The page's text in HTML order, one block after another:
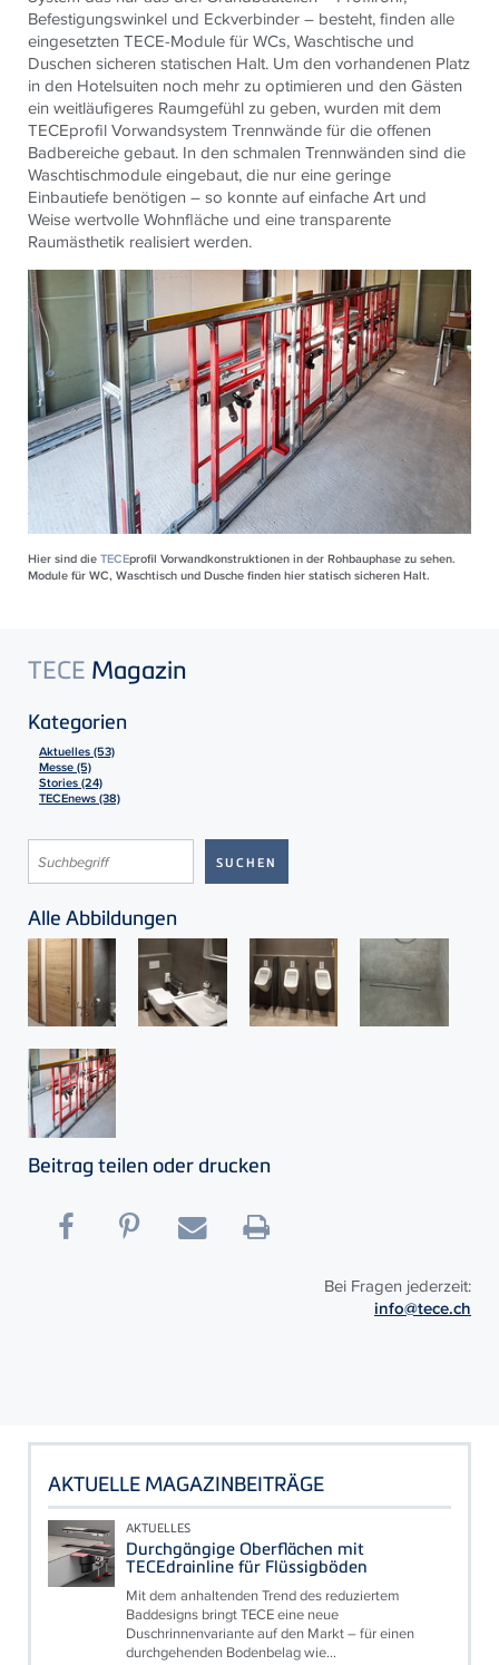
Befestigungswinkel und Eckverbinder – besteht, finden alle
eingesetztenTECE-Module für WCs, Waschtische und
Duschen sicheren statischen Halt. Um den vorhandenen Platz
in den Hotelsuiten noch mehr zu optimieren und den Gästen
ein weitläufigeres Raumgefühl zu geben, wurden mit dem
TECEprofil Vorwandsystem Trennwände für die offenen
Badbereiche gebaut. In den schmalen Trennwänden sind die
Waschtischmodule eingebaut, die nur eine geringe
Einbautiefe benötigen – so konnte auf einfache Art und
Weise wertvolle Wohnfläche und eine transparente
Raumästhetik realisiert werden.
Hier sind dieTECEprofil Vorwandkonstruktionen in der Rohbauphase zu sehen.
Module für WC, Waschtisch und Dusche finden hier statisch sicheren Halt.
TECE Magazin
Kategorien
Aktuelles (53)
Messe (5)
Stories (24)
TECEnews (38)
Alle Abbildungen
Beitrag teilen oder drucken
Bei Fragen jederzeit:
info@tece.ch
AKTUELLE MAGAZINBEITRÄGE
AKTUELLES
Durchgängige Oberflächen mit
TECEdrainline für Flüssigböden
Mit dem anhaltenden Trend des reduziertem
Baddesigns bringt TECE eine neue
Duschrinnenvariante auf den Markt – für einen
durchgehenden Bodenbelag wie...